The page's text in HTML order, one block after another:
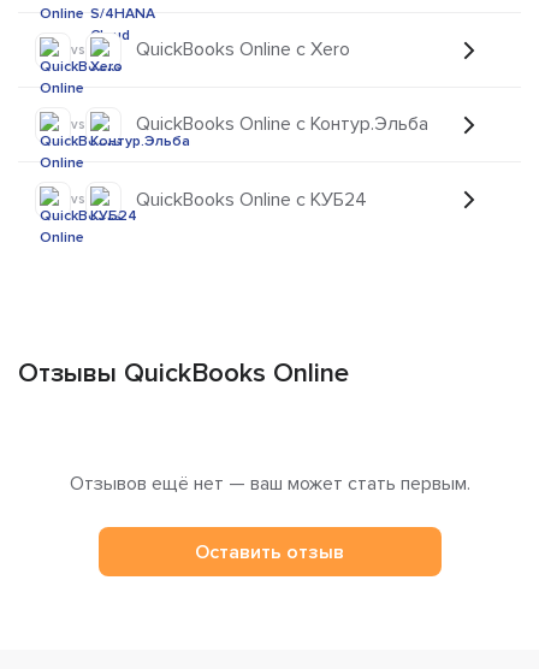
vs QuickBooks Online с Xero
vs QuickBooks Online с Контур.Эльба
vs QuickBooks Online с КУБ24
Отзывы QuickBooks Online
Отзывов ещё нет — ваш может стать первым.
Оставить отзыв